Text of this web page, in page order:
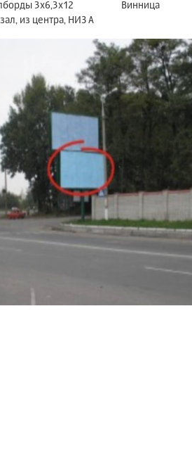
3x6,3x12
Винница
из центра, НИЗ А